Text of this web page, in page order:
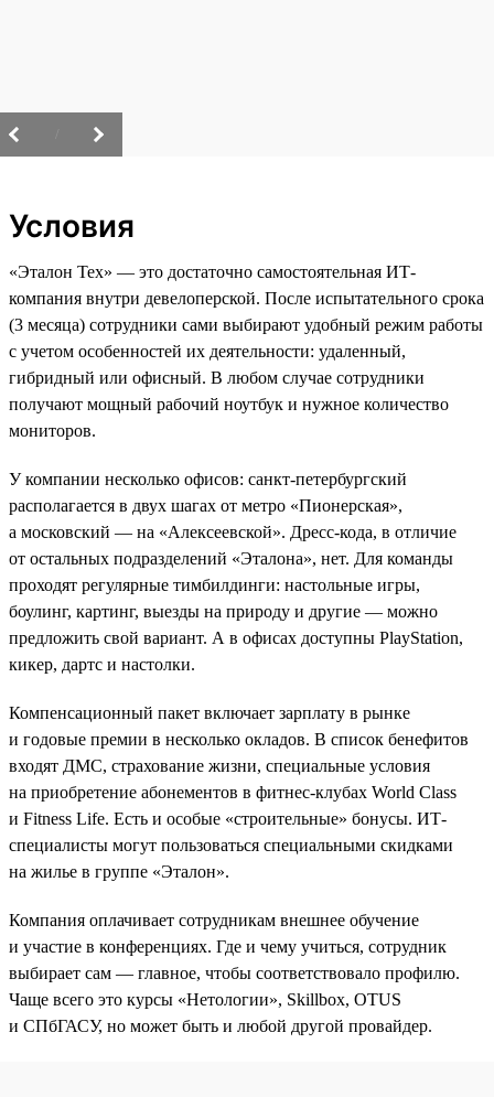
Условия
«Эталон Тех» — это достаточно самостоятельная ИТ-
компания внутри девелоперской. После испытательного срока
(3 месяца) сотрудники сами выбирают удобный режим работы
с учетом особенностей их деятельности: удаленный,
гибридный или офисный. В любом случае сотрудники
получают мощный рабочий ноутбук и нужное количество
мониторов.
У компании несколько офисов: санкт-петербургский
располагается в двух шагах от метро «Пионерская»,
а московский — на «Алексеевской». Дресс-кода, в отличие
от остальных подразделений «Эталона», нет. Для команды
проходят регулярные тимбилдинги: настольные игры,
боулинг, картинг, выезды на природу и другие — можно
предложить свой вариант. А в офисах доступны PlayStation,
кикер, дартс и настолки.
Компенсационный пакет включает зарплату в рынке
и годовые премии в несколько окладов. В список бенефитов
входят ДМС, страхование жизни, специальные условия
на приобретение абонементов в фитнес-клубах World Class
и Fitness Life. Есть и особые «строительные» бонусы. ИТ-
специалисты могут пользоваться специальными скидками
на жилье в группе «Эталон».
Компания оплачивает сотрудникам внешнее обучение
и участие в конференциях. Где и чему учиться, сотрудник
выбирает сам — главное, чтобы соответствовало профилю.
Чаще всего это курсы «Нетологии», Skillbox, OTUS
и СПбГАСУ, но может быть и любой другой провайдер.